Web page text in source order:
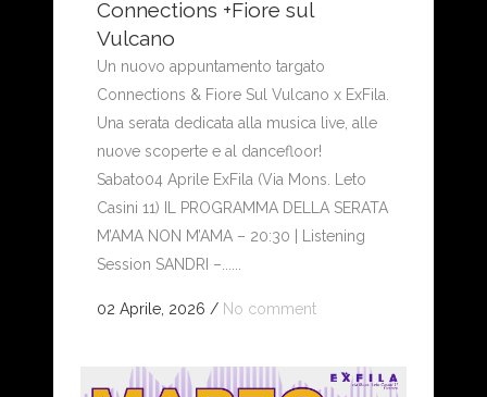
Connections +Fiore sul
Vulcano
Un nuovo appuntamento targato
Connections & Fiore Sul Vulcano x ExFila.
Una serata dedicata alla musica live, alle
nuove scoperte e al dancefloor!
Sabato04 Aprile ExFila (Via Mons. Leto
Casini 11) IL PROGRAMMA DELLA SERATA
M’AMA NON M’AMA – 20:30 | Listening
Session SANDRI –......
02 Aprile, 2026 / No comment